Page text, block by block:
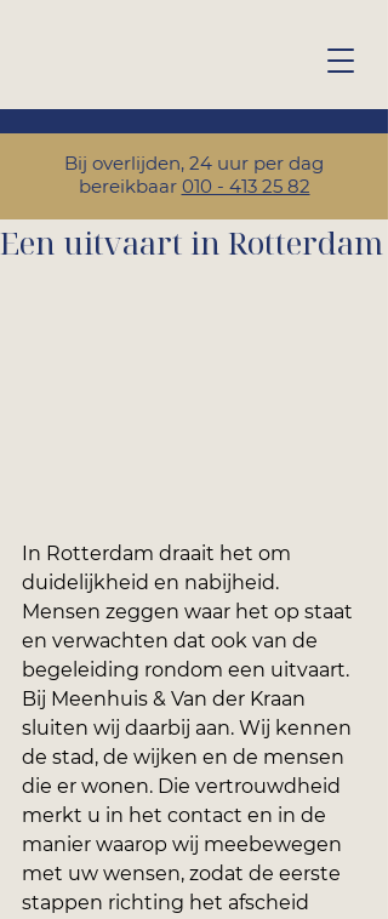
Bij overlijden, 24 uur per dag
bereikbaar 010 - 413 25 82
Een uitvaart in Rotterdam
In Rotterdam draait het om
duidelijkheid en nabijheid.
Mensen zeggen waar het op staat
en verwachten dat ook van de
begeleiding rondom een uitvaart.
Bij Meenhuis & Van der Kraan
sluiten wij daarbij aan. Wij kennen
de stad, de wijken en de mensen
die er wonen. Die vertrouwdheid
merkt u in het contact en in de
manier waarop wij meebewegen
met uw wensen, zodat de eerste
stappen richting het afscheid